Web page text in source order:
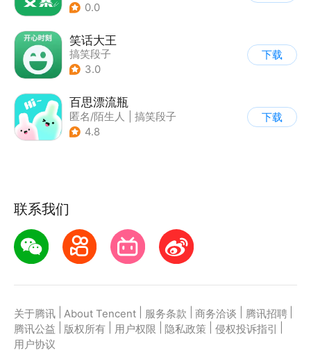
0.0
笑话大王
搞笑段子
3.0
下载
百思漂流瓶
匿名/陌生人
搞笑段子
4.8
下载
联系我们
关于腾讯 About Tencent 服务条款 商务洽谈 腾讯招聘
腾讯公益
版权所有 用户权限 隐私政策 侵权投诉指引
用户协议